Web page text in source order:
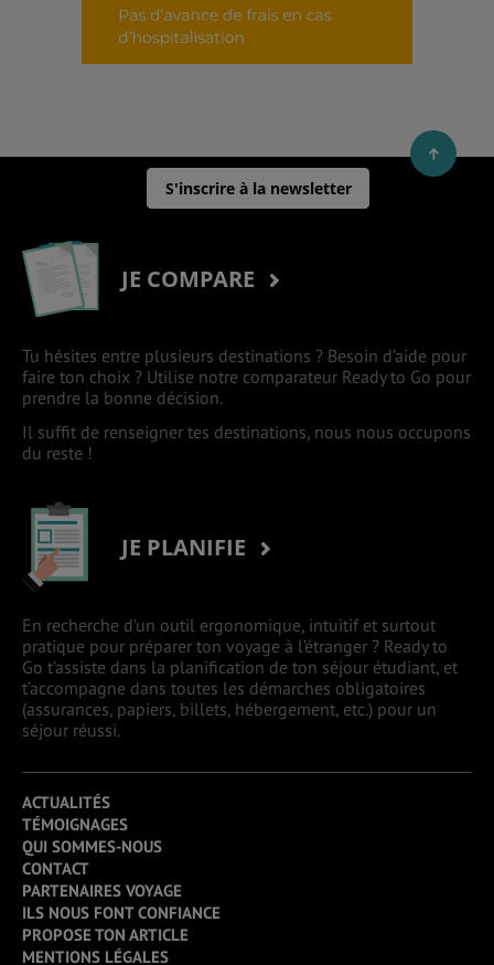
S'inscrire à la newsletter
JE COMPARE
Tu hésites entre plusieurs destinations ? Besoin d’aide pour
faire ton choix ? Utilise notre comparateur Ready to Go pour
prendre la bonne décision.
Il suffit de renseigner tes destinations, nous nous occupons
du reste !
JE PLANIFIE
En recherche d’un outil ergonomique, intuitif et surtout
pratique pour préparer ton voyage à l’étranger ? Ready to
Go t’assiste dans la planification de ton séjour étudiant, et
t’accompagne dans toutes les démarches obligatoires
(assurances, papiers, billets, hébergement, etc.) pour un
séjour réussi.
ACTUALITÉS
TÉMOIGNAGES
QUI SOMMES-NOUS
CONTACT
PARTENAIRES VOYAGE
ILS NOUS FONT CONFIANCE
PROPOSE TON ARTICLE
MENTIONS LÉGALES